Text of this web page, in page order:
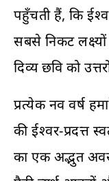
पहुँचती हैं, कि
सबसे निकट
दिव्य छवि को
प्रत्येक नव वर्ष
की ईश्वर-प्रदत्त
का एक अद्भुत